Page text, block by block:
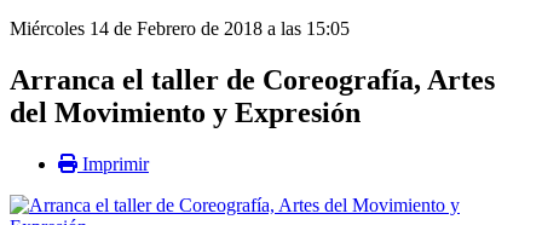
Miércoles 14 de Febrero de 2018 a las 15:05
Arranca el taller de Coreografía, Artes
del Movimiento y Expresión
Imprimir